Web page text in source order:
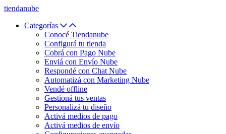
tiendanube
Categorías
Conocé Tiendanube
Configurá tu tienda
Cobrá con Pago Nube
Enviá con Envío Nube
Respondé con Chat Nube
Automatizá con Marketing Nube
Vendé offline
Gestioná tus ventas
Personalizá tu diseño
Activá medios de pago
Activá medios de envío